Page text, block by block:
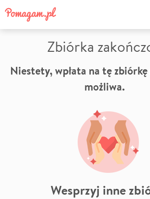
Zbiórka
Niestety, wpłata na tę
możliwa.
Wesprzyj inne